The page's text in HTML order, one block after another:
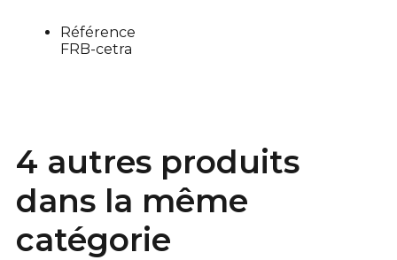
Référence
FRB-cetra
4 autres produits
dans la même
catégorie